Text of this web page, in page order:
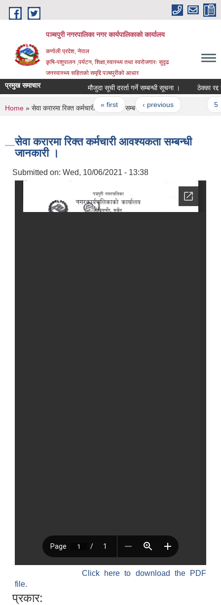
Skip to main content
पञ्चपुरी नगरपालिका नगर कार्यपालिकाको कार्यालय
कर्णाली प्रदेश, नेपाल
कृषि-पशुपालन ,पर्यटन, शिक्षा,स्वास्थ्य तथा स्वरोजगारः सुदृढ
जनस्वास्थ्य सहितको समृद्दि पञ्चपुरीको आधार
प्रमुख समाचार मौजुदा सूची दरर्ता गर्ने सम्बन्धी सूचना । ठेक्का रद्द
Pages
« first ‹ previous
You are here
Home » सेवा करारमा रिक्त कर्मचारी आवश्यकता सम्बन्धी जानकारी ।
सेवा करारमा रिक्त कर्मचारी आवश्यकता सम्बन्धी
जानकारी ।
Submitted on: Wed, 10/06/2021 - 13:38
Click here to download the PDF
file.
प्रकार: